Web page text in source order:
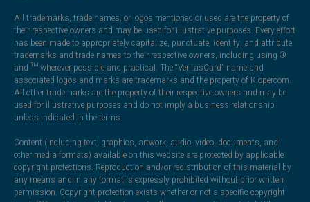
All trademarks, trade names, or logos mentioned or used are the property of
their respective owners and may be used for illustrative purposes. Every effort
has been made to appropriately capitalize, punctuate, identify, and attribute
trademarks and trade names to their respective owners, including using ®
and ™ wherever possible and practical. The “VeritasCard” name and
associated logos and marks are trademarks and the property of Klopercom.
All other trademarks are the property of their respective owners and may be
used for illustrative purposes and do not imply a business relationship
unless indicated in the terms.
Content (including text, graphics, artwork, audio, video, documents, and
other media formats) available on this website are protected by applicable
copyright protections. Reproduction and/or redistribution of this material by
any means and in any format is expressly prohibited without prior written
permission. Copyright protection exists whether or not a specific copyright